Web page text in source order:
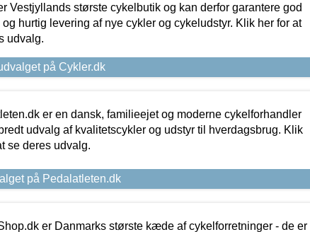
Vestjyllands største cykelbutik og kan derfor garantere god
hurtig levering af nye cykler og cykeludstyr. Klik her for at
udvalg.
på Cykler.dk
er en dansk, familieejet og moderne cykelforhandler
udvalg af kvalitetscykler og udstyr til hverdagsbrug. Klik
se deres udvalg.
på Pedalatleten.dk
er Danmarks største kæde af cykelforretninger - de er